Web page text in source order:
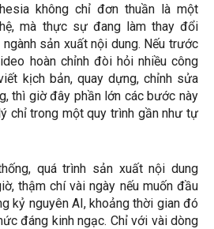
không chỉ đơn thuần là một
mà thực sự đang làm thay đổi
sản xuất nội dung. Nếu trước
hoàn chỉnh đòi hỏi nhiều công
kịch bản, quay dựng, chỉnh sửa
thì giờ đây phần lớn các bước này
chỉ trong một quy trình gần như tự
quá trình sản xuất nội dung
thậm chí vài ngày nếu muốn đầu
kỷ nguyên AI, khoảng thời gian đó
đáng kinh ngạc. Chỉ với vài dòng